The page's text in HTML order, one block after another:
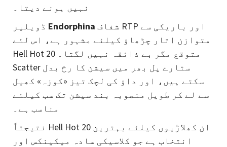
نہیں ہونے دیتا۔
Endorphina
متوازن اتار چڑھاؤ کیلئے مشہور ہے، اس لئے
Hell Hot 20 متوقع مگر بے ذائقہ نہیں لگتا۔
Scatter ستارے پل بھر میں سیشن کا رخ بدل
سکتے ہیں، اور داؤ کی لچک تیز «کوزہ» کھیل
سے لے کر طویل منصوبہ بند سیشن تک سب کیلئے
مناسب ہے۔
نتیجتاً Hell Hot 20 ان کھلاڑیوں کیلئے بہترین
انتخاب ہے جو کلاسیکی سادہ میکینکس اور